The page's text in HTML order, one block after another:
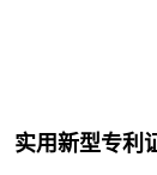
实用新型专利